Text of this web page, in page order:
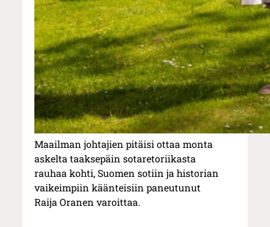
Maailman johtajien pitäisi ottaa monta
askelta taaksepäin sotaretoriikasta
rauhaa kohti, Suomen sotiin ja historian
vaikeimpiin käänteisiin paneutunut
Raija Oranen varoittaa.